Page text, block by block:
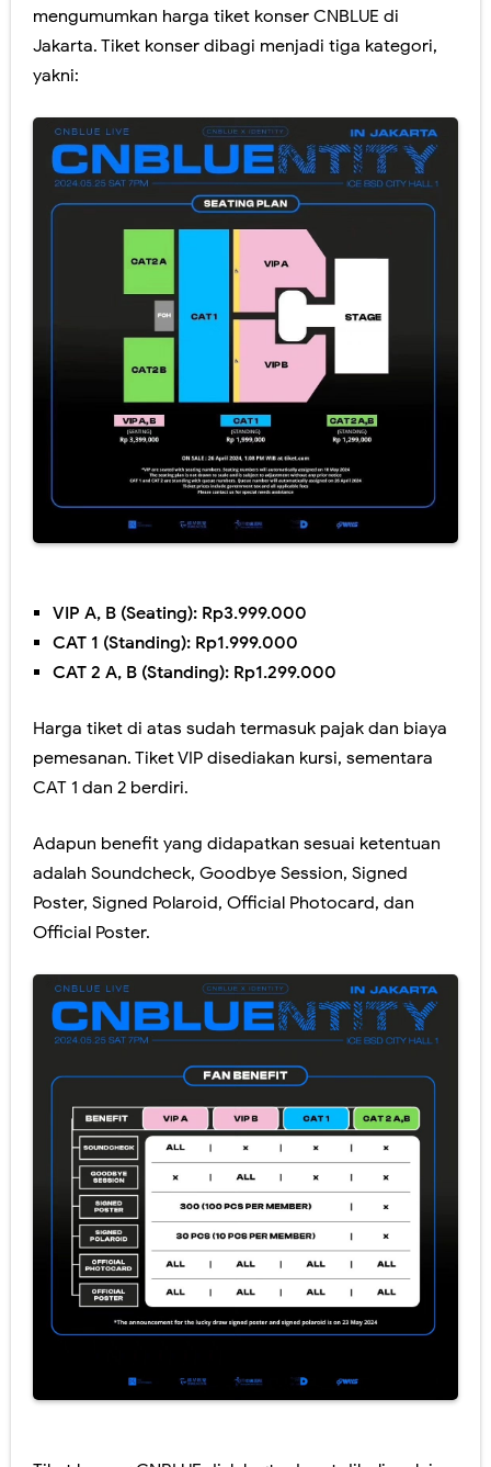
mengumumkan harga tiket konser CNBLUE di
Jakarta. Tiket konser dibagi menjadi tiga kategori,
yakni:
VIP A, B (Seating): Rp3.999.000
CAT 1 (Standing): Rp1.999.000
CAT 2 A, B (Standing): Rp1.299.000
Harga tiket di atas sudah termasuk pajak dan biaya
pemesanan. Tiket VIP disediakan kursi, sementara
CAT 1 dan 2 berdiri.
Adapun benefit yang didapatkan sesuai ketentuan
adalah Soundcheck, Goodbye Session, Signed
Poster, Signed Polaroid, Official Photocard, dan
Official Poster.